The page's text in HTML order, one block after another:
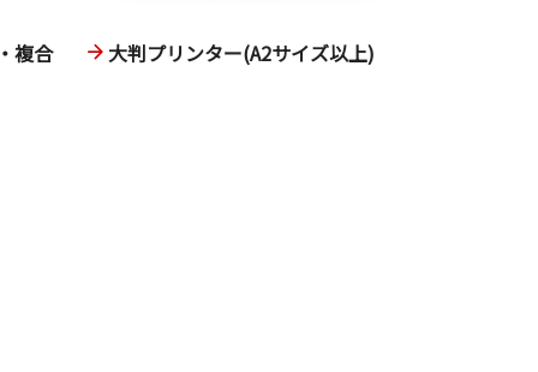
複合 大判プリンター(A2サイズ以上)